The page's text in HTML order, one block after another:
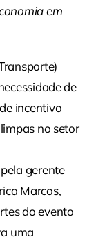
em
de
incentivo
no setor
gerente
Marcos,
do evento
uma